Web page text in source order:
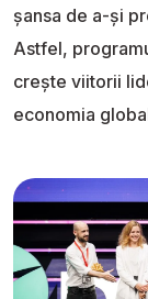
șansa de a-și
Astfel,
crește viitorii
economia